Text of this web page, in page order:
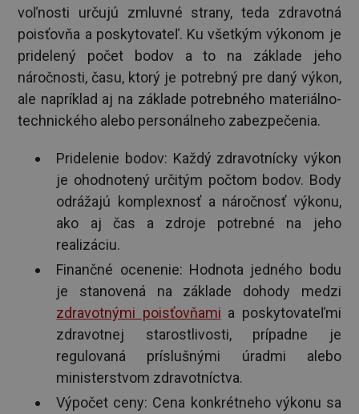
voľnosti určujú zmluvné strany, teda zdravotná
poisťovňa a poskytovateľ. Ku všetkým výkonom je
pridelený počet bodov a to na základe jeho
náročnosti, času, ktorý je potrebný pre daný výkon,
ale napríklad aj na základe potrebného materiálno-
technického alebo personálneho zabezpečenia.
Pridelenie bodov: Každý zdravotnícky výkon
je ohodnotený určitým počtom bodov. Body
odrážajú komplexnosť a náročnosť výkonu,
ako aj čas a zdroje potrebné na jeho
realizáciu.
Finančné ocenenie: Hodnota jedného bodu
je stanovená na základe dohody medzi
zdravotnými poisťovňami a poskytovateľmi
zdravotnej starostlivosti, prípadne je
regulovaná príslušnými úradmi alebo
ministerstvom zdravotníctva.
Výpočet ceny: Cena konkrétneho výkonu sa